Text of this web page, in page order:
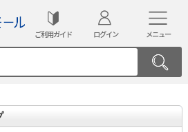
ご利用ガイド ログイン メニュー